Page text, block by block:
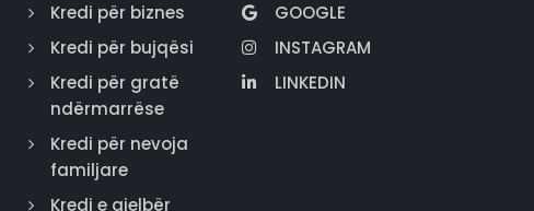
Kredi për biznes
Kredi për bujqësi
Kredi për gratë
ndërmarrëse
Kredi për nevoja
familjare
Kredi e gjelbër
GOOGLE
INSTAGRAM
LINKEDIN